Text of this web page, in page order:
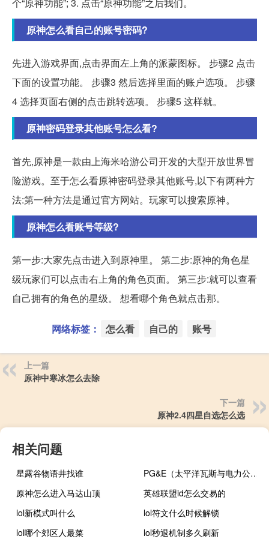
原神怎么看自己的账号密码?
先进入游戏界面,点击界面左上角的派蒙图标。 步骤2 点击
下面的设置功能。 步骤3 然后选择里面的账户选项。 步骤
4 选择页面右侧的点击跳转选项。 步骤5 这样就。
原神密码登录其他账号怎么看?
首先,原神是一款由上海米哈游公司开发的大型开放世界冒
险游戏。至于怎么看原神密码登录其他账号,以下有两种方
法:第一种方法是通过官方网站。玩家可以搜索原神。
原神怎么看账号等级?
第一步:大家先点击进入到原神里。 第二步:原神的角色星
级玩家们可以点击右上角的角色页面。 第三步:就可以查看
自己拥有的角色的星级。 想看哪个角色就点击那。
网络标签： 怎么看 自己的 账号
上一篇
原神中寒冰怎么去除
下一篇
原神2.4四星自选怎么选
相关问题
星露谷物语井找谁
PG&E（太平洋瓦斯与电力公司）：已获得在波兰海域建设离岸风电场相关的人工岛屿、建筑和设备的许可
原神怎么进入马达山顶
英雄联盟id怎么交易的
lol新模式叫什么
lol符文什么时候解锁
lol哪个郊区人最菜
lol秒退机制多久刷新